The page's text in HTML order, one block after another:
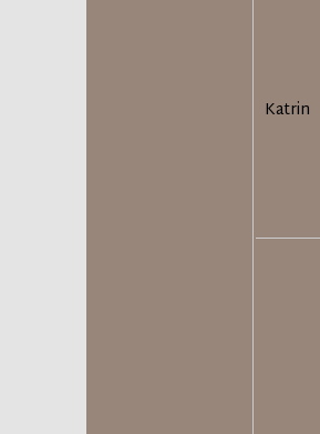
Katrin